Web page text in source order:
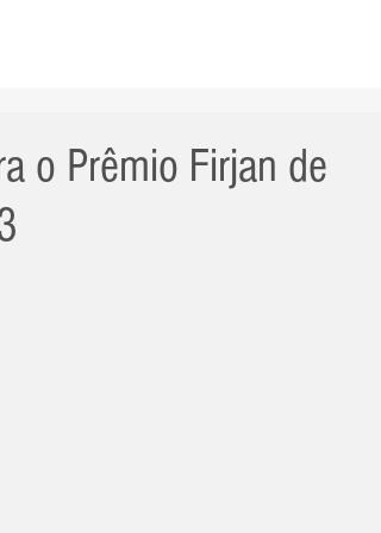
o Prêmio Firjan de